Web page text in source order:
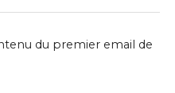
du premier email de